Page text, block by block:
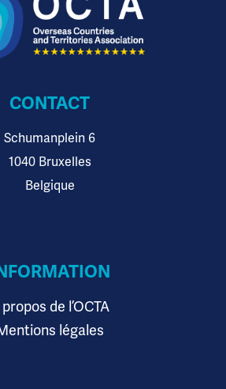
CONTACT
Schumanplein 6
1040 Bruxelles
Belgique
de l’OCTA
légales